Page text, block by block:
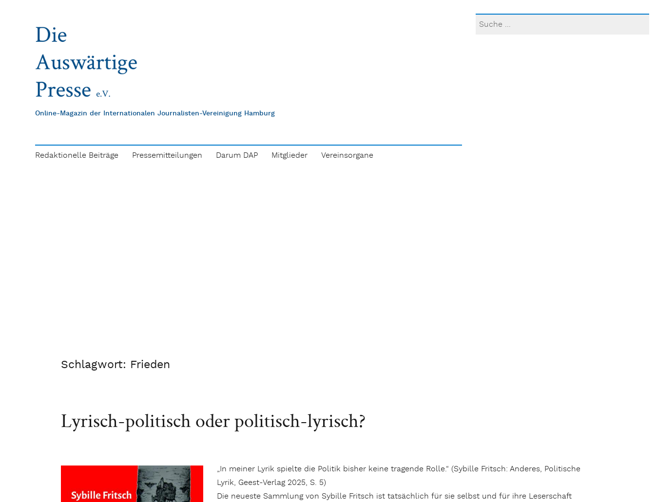
Online-Magazin der Internationalen Journalisten-Vereinigung Hamburg
Redaktionelle Beiträge Pressemitteilungen Darum DAP Mitglieder Vereinsorgane
Schlagwort: Frieden
Lyrisch-politisch oder politisch-lyrisch?
„In meiner Lyrik spielte die Politik bisher keine tragende Rolle.“ (Sybille Fritsch: Anderes, Politische
Lyrik, Geest-Verlag 2025, S. 5)
Die neueste Sammlung von Sybille Fritsch ist tatsächlich für sie selbst und für ihre Leserschaft